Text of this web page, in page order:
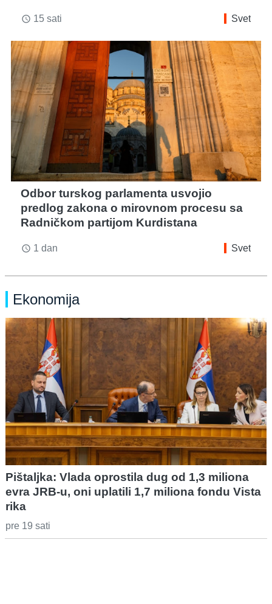
access_time 15 sati Svet
Odbor turskog parlamenta usvojio
predlog zakona o mirovnom procesu sa
Radničkom partijom Kurdistana
access_time 1 dan Svet
Ekonomija
Pištaljka: Vlada oprostila dug od 1,3 miliona
evra JRB-u, oni uplatili 1,7 miliona fondu Vista
rika
pre 19 sati